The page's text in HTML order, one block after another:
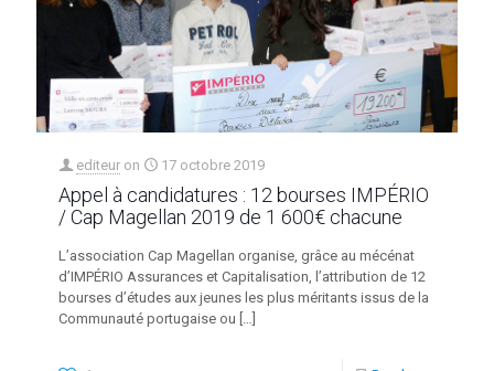
editeur on 17 octobre 2019
Appel à candidatures : 12 bourses IMPÉRIO
/ Cap Magellan 2019 de 1 600€ chacune
L’association Cap Magellan organise, grâce au mécénat
d’IMPÉRIO Assurances et Capitalisation, l’attribution de 12
bourses d’études aux jeunes les plus méritants issus de la
Communauté portugaise ou […]